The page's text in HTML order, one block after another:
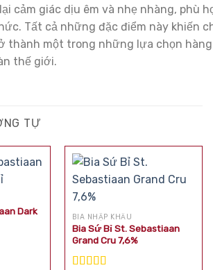
cảm giác dịu êm và nhẹ nhàng, phù
Tất cả những đặc điểm này khiến
thành một trong những lựa chọn
thế giới.
TỰ
Dark
BIA NHẬP KHẨU
Bia Sứ Bỉ St. Sebastiaan
Grand Cru 7,6%